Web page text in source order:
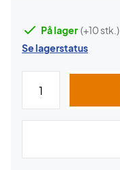
På lager (+10 stk.)
Se lagerstatus